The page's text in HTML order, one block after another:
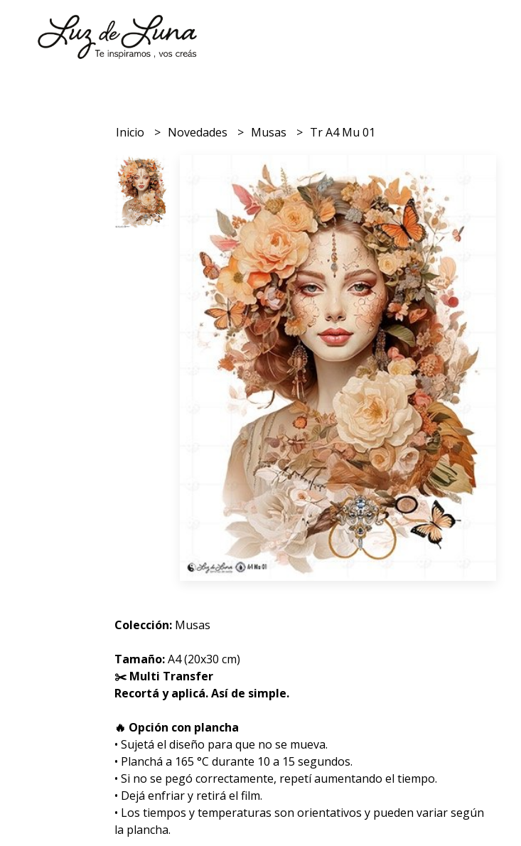
Inicio Novedades Musas Tr A4 Mu 01
Colección: Musas
Tamaño:A4 (20x30 cm)
✂️ Multi Transfer
Recortá y aplicá. Así de simple.
🔥 Opción con plancha
• Sujetá el diseño para que no se mueva.
• Planchá a 165 °C durante 10 a 15 segundos.
• Si no se pegó correctamente, repetí aumentando el tiempo.
• Dejá enfriar y retirá el film.
• Los tiempos y temperaturas son orientativos y pueden variar según
la plancha.